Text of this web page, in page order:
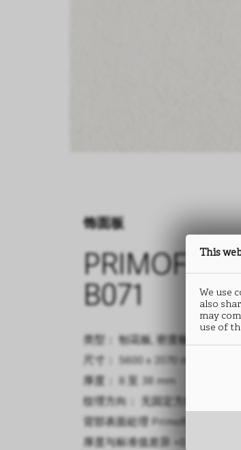
饰面板
B071
类型： 刨花板, 密度板
尺寸： 5600 x 2070 mm
厚度： 8 至 38 mm
纹理方向： 无固定方向
背部表面处理 Primofiore
厚度与标准值差异
+0.5 mm
This
We use
also
may
use of